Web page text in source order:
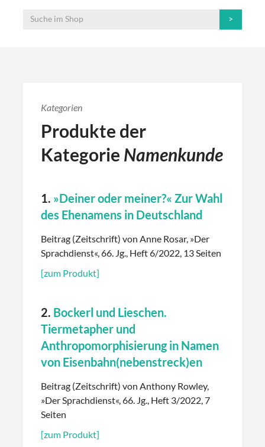
Kategorien
Produkte der
Kategorie Namenkunde
1. »Deiner oder meiner?« Zur Wahl
des Ehenamens in Deutschland
Beitrag (Zeitschrift) von Anne Rosar, »Der
Sprachdienst«, 66. Jg., Heft 6/2022, 13 Seiten
[zum Produkt]
2. Bockerl und Lieschen.
Tiermetapher und
Anthropomorphisierung in Namen
von Eisenbahn(nebenstreck)en
Beitrag (Zeitschrift) von Anthony Rowley,
»Der Sprachdienst«, 66. Jg., Heft 3/2022, 7
Seiten
[zum Produkt]